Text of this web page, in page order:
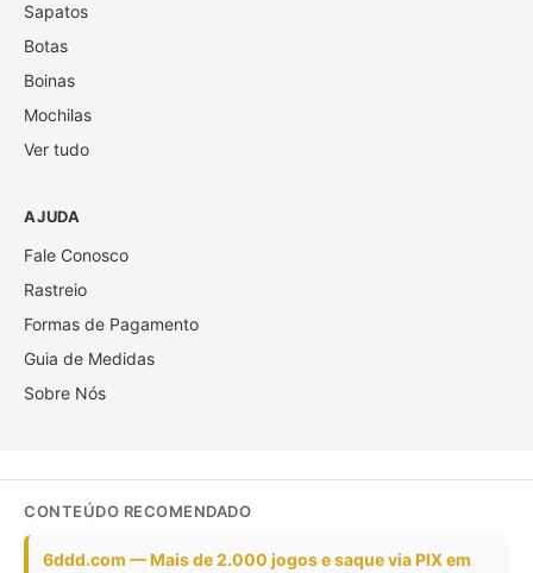
Sapatos
Botas
Boinas
Mochilas
Ver tudo
AJUDA
Fale Conosco
Rastreio
Formas de Pagamento
Guia de Medidas
Sobre Nós
CONTEÚDO RECOMENDADO
6ddd.com — Mais de 2.000 jogos e saque via PIX em